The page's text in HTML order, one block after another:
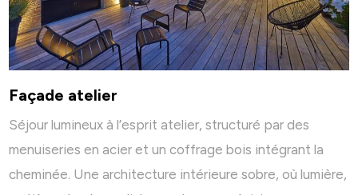
Façade atelier
Séjour lumineux à l’esprit atelier, structuré par des
menuiseries en acier et un coffrage bois intégrant la
cheminée. Une architecture intérieure sobre, où lumière,